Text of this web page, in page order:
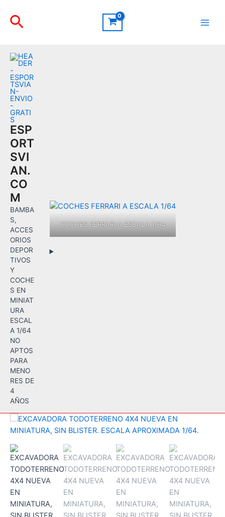
contenido
Buscar
ESP
ORT
SVI
AN.
CO
M
BAMBA
S,
ACCES
ORIOS
DEPOR
TIVOS
Y
COCHE
S EN
MINIAT
URA
ESCAL
A 1/64
NO
APTOS
PARA
MENO
RES DE
4
AÑOS
COCHES FERRARI A ESCALA 1/64